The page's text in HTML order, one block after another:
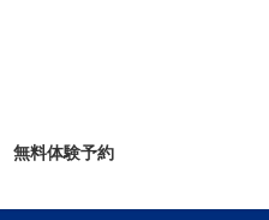
無料体験予約